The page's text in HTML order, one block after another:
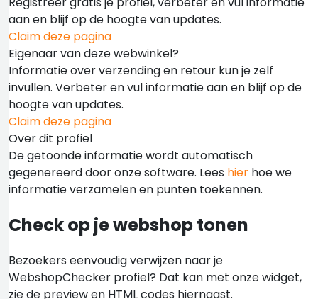
aan en blijf op de hoogte van updates.
Claim deze pagina
Eigenaar van deze webwinkel?
Informatie over verzending en retour kun je zelf
invullen. Verbeter en vul informatie aan en blijf op de
hoogte van updates.
Claim deze pagina
Over dit profiel
De getoonde informatie wordt automatisch
gegenereerd door onze software. Lees hier hoe we
informatie verzamelen en punten toekennen.
Check op je webshop tonen
Bezoekers eenvoudig verwijzen naar je
WebshopChecker profiel? Dat kan met onze widget,
zie de preview en HTML codes hiernaast.